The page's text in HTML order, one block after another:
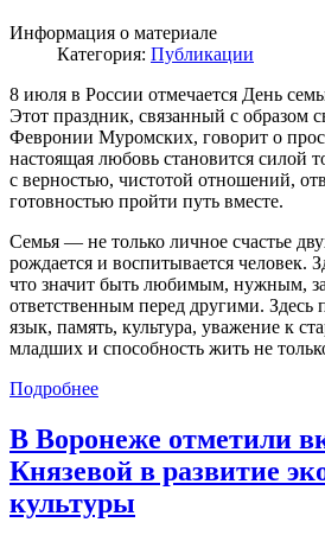
Информация о материале
Категория: Публикации
8 июля в России отмечается День
Этот праздник, связанный с образом
Февронии Муромских, говорит о
настоящая любовь становится силой
с верностью, чистотой отношений,
готовностью пройти путь вместе.
Семья — не только личное счастье
рождается и воспитывается человек.
что значит быть любимым, нужным,
ответственным перед другими. Здесь
язык, память, культура, уважение к
младших и способность жить не
Подробнее
В Воронеже отметили
Князевой в развитие
культуры